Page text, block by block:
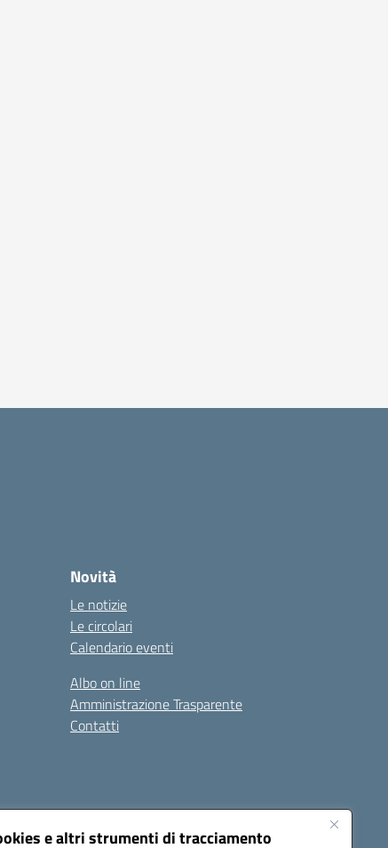
e altri strumenti di tracciamento
Novità
Le notizie
Le circolari
Calendario eventi
Albo on line
Amministrazione Trasparente
Contatti